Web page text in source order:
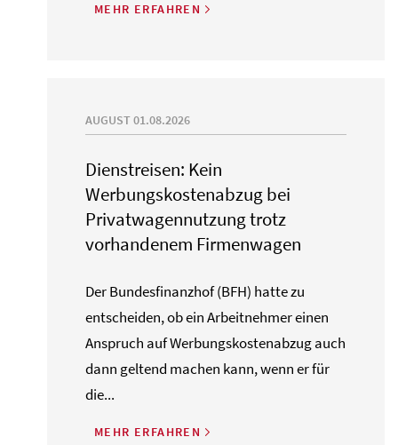
MEHR ERFAHREN
AUGUST 01.08.2026
Dienstreisen: Kein
Werbungskostenabzug bei
Privatwagennutzung trotz
vorhandenem Firmenwagen
Der Bundesfinanzhof (BFH) hatte zu
entscheiden, ob ein Arbeitnehmer einen
Anspruch auf Werbungskostenabzug auch
dann geltend machen kann, wenn er für
die...
MEHR ERFAHREN